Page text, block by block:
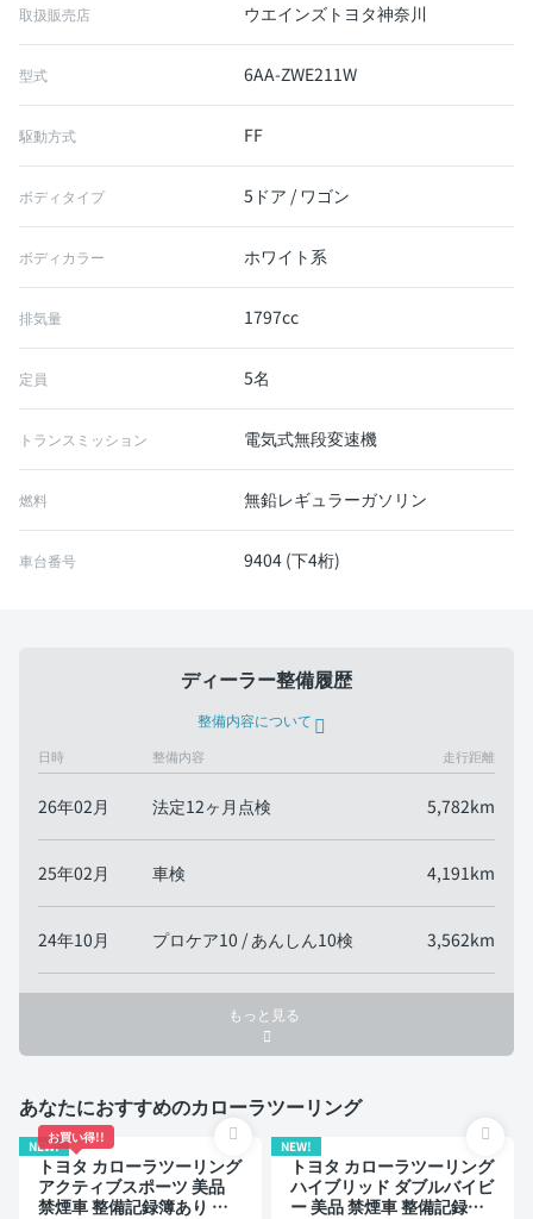
取扱販売店 ウエインズトヨタ神奈川
型式 6AA-ZWE211W
駆動方式 FF
ボディタイプ 5ドア / ワゴン
ボディカラー ホワイト系
排気量 1797cc
定員 5名
トランスミッション 電気式無段変速機
燃料 無鉛レギュラーガソリン
車台番号 9404 (下4桁)
ディーラー整備履歴
整備内容について
日時 整備内容 走行距離
26年02月 法定12ヶ月点検 5,782km
25年02月 車検 4,191km
24年10月 プロケア10 / あんしん10検 3,562km
もっと見る
あなたにおすすめのカローラツーリング
NEW!
お買い得!!
トヨタ カローラツーリング
アクティブスポーツ 美品
禁煙車 整備記録簿あり デ
NEW!
トヨタ カローラツーリング
ハイブリッド ダブルバイビ
ー 美品 禁煙車 整備記録簿